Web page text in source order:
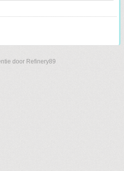
door Refinery89